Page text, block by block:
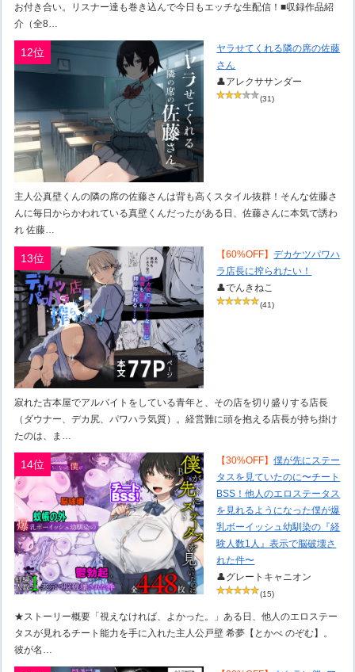
お付き合い。リスナー達も巻き込んで今日もエッチな生配信！■収録作品紹
介（全8…
12位
ヤラせてくれる隣の席の佐藤
さん
👤アレクササンダー
(31)
主人公真壁くんの隣の席の佐藤さんは背も高くスタイル抜群！そんな佐藤さ
んに毎日からかわれている真壁くんだったがある日、佐藤さんに本気で誘わ
れ 佐藤…
13位 【60%OFF】デカケツパワハ
ラ店長に搾られたい！
👤でんきねこ
(41)
寂れた古本屋でアルバイトをしている青年と、その店を切り盛りする店長
（ダウナー、デカ尻、パワハラ気質）。経営難に頭を抱える店長が持ち掛け
たのは、ま…
14位 【30%OFF】僕が先にステー
タスを見ていたのに〜チート
BSS！他人のエロステータス
を見れるようになった僕が爆
乳ボーイッシュ幼馴染の『経
験人数1人』表示で脳破壊さ
れた件〜
👤グレートキャニオン
(15)
★ストーリー概要「視えなければ、よかった。」ある日、他人のエロステー
タスが見れるチート能力を手に入れた主人公戸壁 希夢【とかべ のぞむ】。
彼が名…